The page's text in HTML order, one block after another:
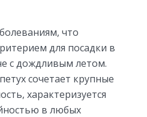
что
для посадки в
с дождливым летом.
сочетает крупные
характеризуется
в любых